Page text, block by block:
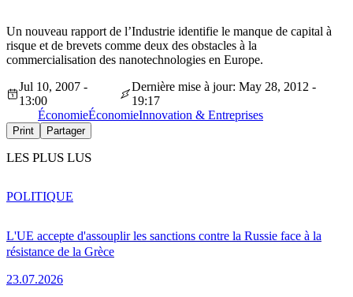
Un nouveau rapport de l’Industrie identifie le manque de capital à
risque et de brevets comme deux des obstacles à la
commercialisation des nanotechnologies en Europe.
Jul 10, 2007 -
13:00
Dernière mise à jour: May 28, 2012 -
19:17
ÉconomieÉconomieInnovation & Entreprises
Print Partager
LES PLUS LUS
L'UE accepte d'assouplir les sanctions contre la Russie face à la
résistance de la Grèce
23.07.2026
POLITIQUE